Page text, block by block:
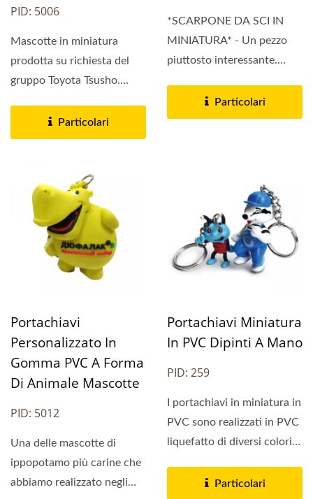
PID: 5006
Mascotte in miniatura
prodotta su richiesta del
gruppo Toyota Tsusho.
Particolari
*SCARPONE DA SCI IN
MINIATURA* - Un pezzo
piuttosto interessante.
materiali...Particolari
Portachiavi
Personalizzato In
Gomma PVC A Forma
Di Animale Mascotte
PID: 5012
Una delle mascotte di
ippopotamo più carine che
abbiamo realizzato negli
Portachiavi Miniatura
In PVC Dipinti A Mano
PID: 259
I portachiavi in miniatura in
PVC sono realizzati in PVC
liquefatto di diversi colori
Particolari